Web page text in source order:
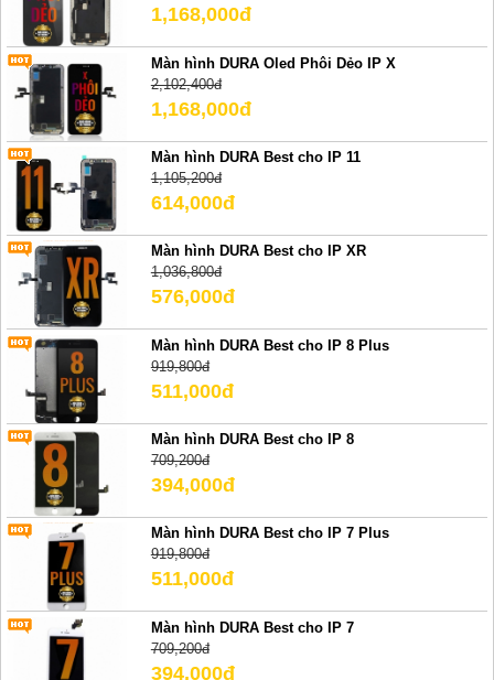
1,168,000đ
Màn hình DURA Oled Phôi Dẻo IP X
2,102,400đ
1,168,000đ
Màn hình DURA Best cho IP 11
1,105,200đ
614,000đ
Màn hình DURA Best cho IP XR
1,036,800đ
576,000đ
Màn hình DURA Best cho IP 8 Plus
919,800đ
511,000đ
Màn hình DURA Best cho IP 8
709,200đ
394,000đ
Màn hình DURA Best cho IP 7 Plus
919,800đ
511,000đ
Màn hình DURA Best cho IP 7
709,200đ
394,000đ